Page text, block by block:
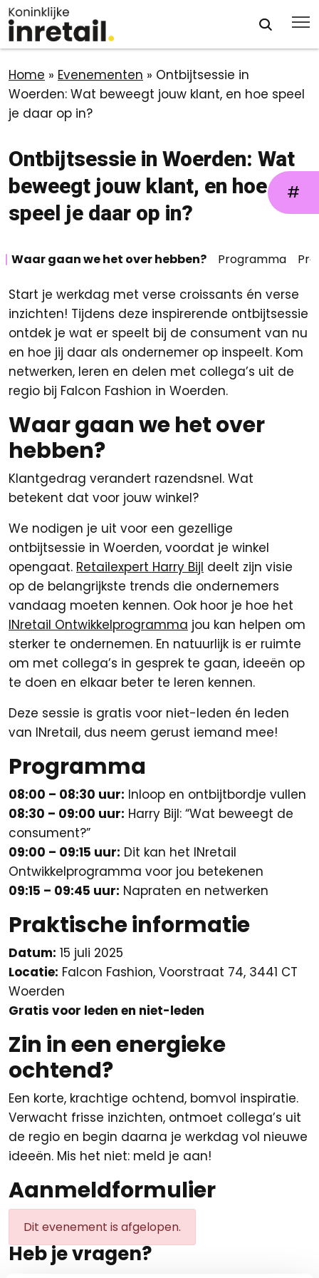
Home » Evenementen » Ontbijtsessie in
Woerden: Wat beweegt jouw klant, en hoe speel
je daar op in?
Ontbijtsessie in Woerden: Wat
beweegt jouw klant, en hoe
speel je daar op in?
Start je werkdag met verse croissants én verse
inzichten! Tijdens deze inspirerende ontbijtsessie
ontdek je wat er speelt bij de consument van nu
en hoe jij daar als ondernemer op inspeelt. Kom
netwerken, leren en delen met collega’s uit de
regio bij Falcon Fashion in Woerden.
Waar gaan we het over
hebben?
Klantgedrag verandert razendsnel. Wat
betekent dat voor jouw winkel?
We nodigen je uit voor een gezellige
ontbijtsessie in Woerden, voordat je winkel
opengaat. Retailexpert Harry Bijl deelt zijn visie
op de belangrijkste trends die ondernemers
vandaag moeten kennen. Ook hoor je hoe het
INretail Ontwikkelprogramma jou kan helpen om
sterker te ondernemen. En natuurlijk is er ruimte
om met collega’s in gesprek te gaan, ideeën op
te doen en elkaar beter te leren kennen.
Deze sessie is gratis voor niet-leden én leden
van INretail, dus neem gerust iemand mee!
Programma
08:00 – 08:30 uur: Inloop en ontbijtbordje vullen
08:30 – 09:00 uur: Harry Bijl: “Wat beweegt de
consument?”
09:00 – 09:15 uur: Dit kan het INretail
Ontwikkelprogramma voor jou betekenen
09:15 – 09:45 uur: Napraten en netwerken
Praktische informatie
Datum: 15 juli 2025
Locatie: Falcon Fashion, Voorstraat 74, 3441 CT
Woerden
Gratis voor leden en niet-leden
Zin in een energieke
ochtend?
Een korte, krachtige ochtend, bomvol inspiratie.
Verwacht frisse inzichten, ontmoet collega’s uit
de regio en begin daarna je werkdag vol nieuwe
ideeën. Mis het niet: meld je aan!
Aanmeldformulier
Dit evenement is afgelopen.
Waar gaan we het over hebben? Programma
Heb je vragen?
#